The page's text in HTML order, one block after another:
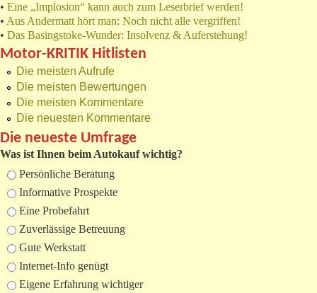
• Eine „Implosion“ kann auch zum Leserbrief werden!
• Aus Andermatt hört man: Noch nicht alle vergriffen!
• Das Basingstoke-Wunder: Insolvenz & Auferstehung!
Motor-KRITIK Hitlisten
Die meisten Aufrufe
Die meisten Bewertungen
Die meisten Kommentare
Die neuesten Kommentare
Die neueste Umfrage
Was ist Ihnen beim Autokauf wichtig?
Auswahlmöglichkeiten
Persönliche Beratung
Informative Prospekte
Eine Probefahrt
Zuverlässige Betreuung
Gute Werkstatt
Internet-Info genügt
Eigene Erfahrung wichtiger